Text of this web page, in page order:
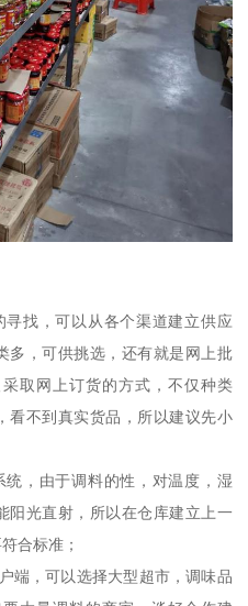
找，可以从各个渠道建立供应
多，可供挑选，还有就是网上批
取网上订货的方式，不仅种类
看不到真实货品，所以建议先小
，由于调料的性，对温度，湿
阳光直射，所以在仓库建立上一
合标准；
端，可以选择大型超市，调味品